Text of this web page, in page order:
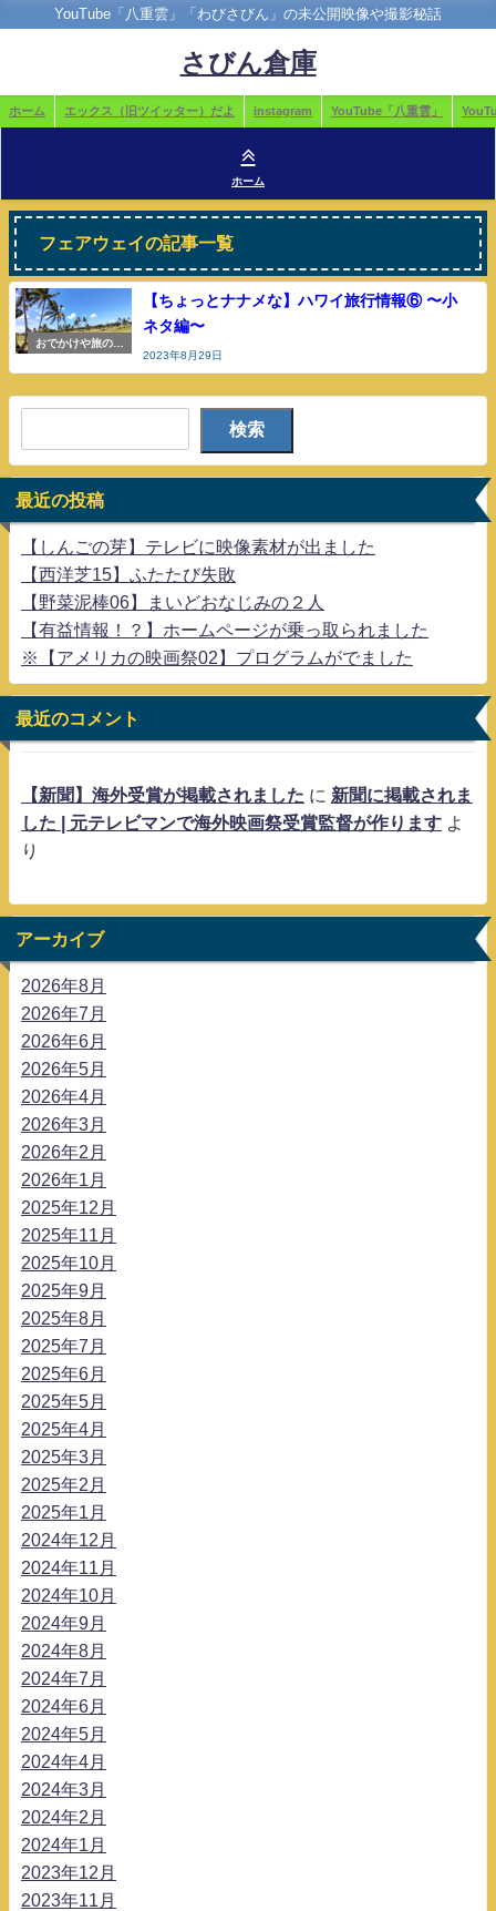
YouTube「八重雲」「わびさびん」の未公開映像や撮影秘話
さびん倉庫
ホーム エックス（旧ツイッター）だよ instagram YouTube「八重雲」
ホーム
フェアウェイの記事一覧
おでかけや旅の参
【ちょっとナナメな】ハワイ旅行情報⑥ 〜小
ネタ編〜
2023年8月29日
検索
最近の投稿
【しんごの芽】テレビに映像素材が出ました
【西洋芝15】ふたたび失敗
【野菜泥棒06】まいどおなじみの２人
【有益情報！？】ホームページが乗っ取られました
※【アメリカの映画祭02】プログラムがでました
最近のコメント
【新聞】海外受賞が掲載されました に 新聞に掲載されま
した | 元テレビマンで海外映画祭受賞監督が作ります よ
り
アーカイブ
2026年8月
2026年7月
2026年6月
2026年5月
2026年4月
2026年3月
2026年2月
2026年1月
2025年12月
2025年11月
2025年10月
2025年9月
2025年8月
2025年7月
2025年6月
2025年5月
2025年4月
2025年3月
2025年2月
2025年1月
2024年12月
2024年11月
2024年10月
2024年9月
2024年8月
2024年7月
2024年6月
2024年5月
2024年4月
2024年3月
2024年2月
2024年1月
2023年12月
2023年11月